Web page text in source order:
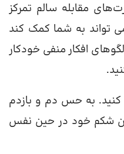
مقابله سالم تمرکز
تواند به شما کمک کند
افکار منفی خودکار
به حس دم و بازدم
شکم خود در حین نفس